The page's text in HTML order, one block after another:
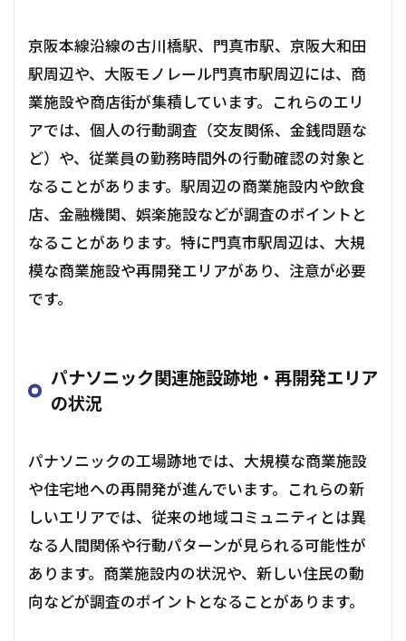
京阪本線沿線の古川橋駅、門真市駅、京阪大和田
駅周辺や、大阪モノレール門真市駅周辺には、商
業施設や商店街が集積しています。これらのエリ
アでは、個人の行動調査（交友関係、金銭問題な
ど）や、従業員の勤務時間外の行動確認の対象と
なることがあります。駅周辺の商業施設内や飲食
店、金融機関、娯楽施設などが調査のポイントと
なることがあります。特に門真市駅周辺は、大規
模な商業施設や再開発エリアがあり、注意が必要
です。
パナソニック関連施設跡地・再開発エリア
の状況
パナソニックの工場跡地では、大規模な商業施設
や住宅地への再開発が進んでいます。これらの新
しいエリアでは、従来の地域コミュニティとは異
なる人間関係や行動パターンが見られる可能性が
あります。商業施設内の状況や、新しい住民の動
向などが調査のポイントとなることがあります。